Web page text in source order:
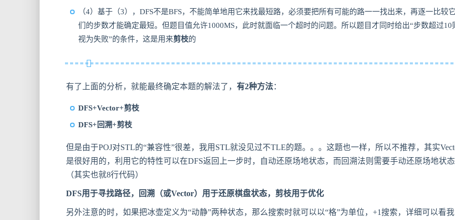
（4）基于（3），DFS不是BFS，不能简单地用它来找最短路，必须要把所有可能的路一一找出来，再逐一比较
们的步数才能确定最短。但题目值允许1000MS，此时就面临一个超时的问题。所以题目才同时给出“步数超过10
视为失败”的条件，这是用来剪枝的
有了上面的分析，就能最终确定本题的解法了，有2种方法：
DFS+Vector+剪枝
DFS+回溯+剪枝
但是由于POJ对STL的“兼容性”很差，我用STL就没见过不TLE的题。。。这题也一样，所以不推荐，其实
是很好用的，利用它的特性可以在DFS返回上一步时，自动还原场地状态，而回溯法则需要手动还原场地状态
（其实也就8行代码）
DFS用于寻找路径，回溯（或Vector）用于还原棋盘状态，剪枝用于优化
另外注意的时，如果把冰壶定义为“动静”两种状态，那么搜索时就可以以“格”为单位，+1搜索，详细可以看我